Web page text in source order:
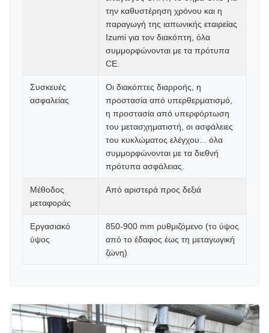
την καθυστέρηση χρόνου και η
παραγωγή της ιαπωνικής εταιρείας
Izumi για τον διακόπτη, όλα
συμμορφώνονται με τα πρότυπα
CE.
Συσκευές
ασφαλείας
Οι διακόπτες διαρροής, η
προστασία από υπερθερματισμό,
η προστασία από υπερφόρτωση
του μετασχηματιστή, οι ασφάλειες
του κυκλώματος ελέγχου... όλα
συμμορφώνονται με τα διεθνή
πρότυπα ασφάλειας.
Μέθοδος
μεταφοράς
Από αριστερά προς δεξιά
Εργασιακό
ύψος
850-900 mm ρυθμιζόμενο (το ύψος
από το έδαφος έως τη μεταγωγική
ζώνη)